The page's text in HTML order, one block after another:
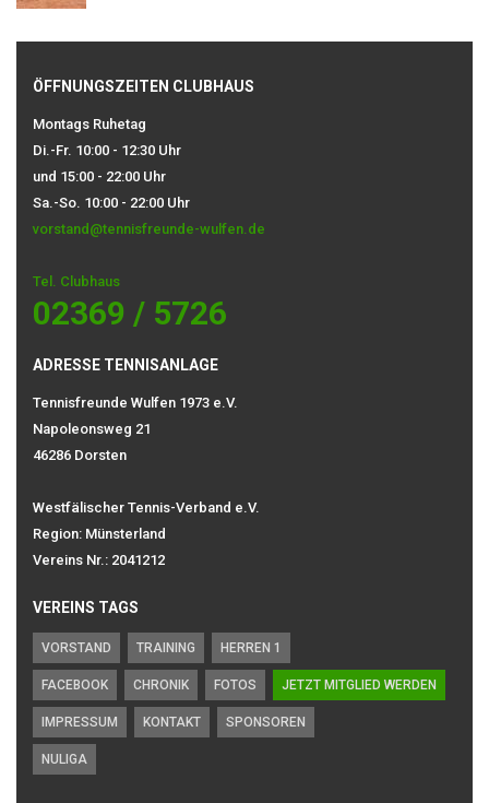
ÖFFNUNGSZEITEN CLUBHAUS
Montags Ruhetag
Di.-Fr. 10:00 - 12:30 Uhr
und 15:00 - 22:00 Uhr
Sa.-So. 10:00 - 22:00 Uhr
vorstand@tennisfreunde-wulfen.de
Tel. Clubhaus
02369 / 5726
ADRESSE TENNISANLAGE
Tennisfreunde Wulfen 1973 e.V.
Napoleonsweg 21
46286 Dorsten
Westfälischer Tennis-Verband e.V.
Region: Münsterland
Vereins Nr.: 2041212
VEREINS TAGS
VORSTAND TRAINING HERREN 1
FACEBOOK CHRONIK FOTOS JETZT MITGLIED WERDEN
IMPRESSUM KONTAKT SPONSOREN
NULIGA